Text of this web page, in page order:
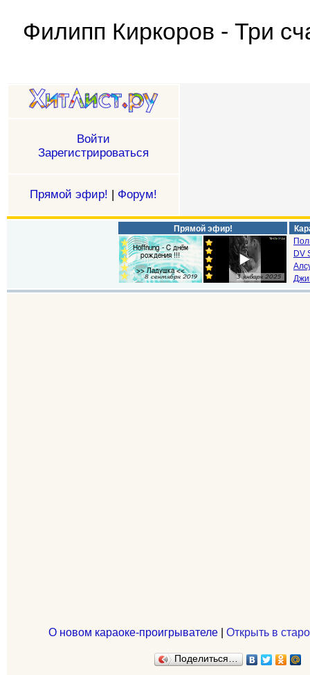
Филипп Киркоров - Три
Войти
Зарегистрироваться
Прямой эфир! | Форум!
Прямой эфир!
DV
О новом караоке-проигрывателе| Открыть в
Поделиться…